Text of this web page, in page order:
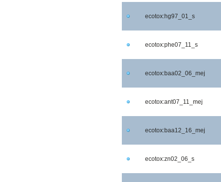
ecotox:hg97_01_s
ecotox:phe07_11_s
ecotox:baa02_06_mej
ecotox:ant07_11_mej
ecotox:baa12_16_mej
ecotox:zn02_06_s